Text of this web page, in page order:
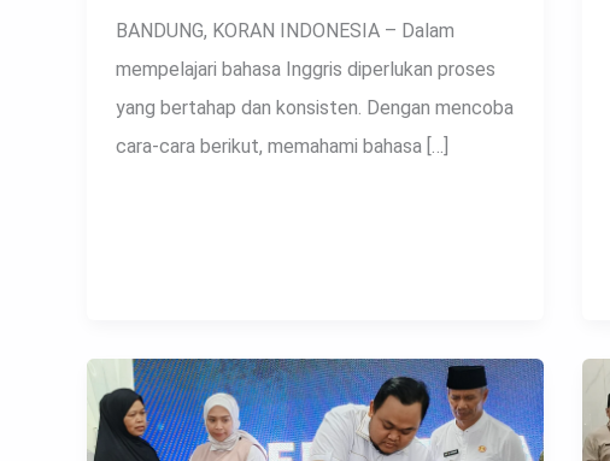
BANDUNG, KORAN INDONESIA – Dalam
mempelajari bahasa Inggris diperlukan proses
yang bertahap dan konsisten. Dengan mencoba
cara-cara berikut, memahami bahasa […]